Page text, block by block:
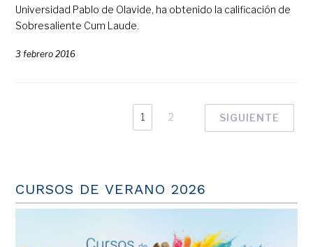
Universidad Pablo de Olavide, ha obtenido la calificación de
Sobresaliente Cum Laude.
3 febrero 2016
1 2 SIGUIENTE
CURSOS DE VERANO 2026